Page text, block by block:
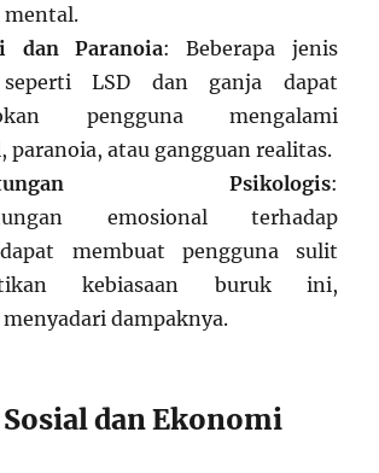
mental.
dan Paranoia: Beberapa jenis
LSD dan ganja dapat
pengguna mengalami
paranoia, atau gangguan realitas.
Psikologis:
emosional terhadap
membuat pengguna sulit
kebiasaan buruk ini,
dampaknya.
dan Ekonomi